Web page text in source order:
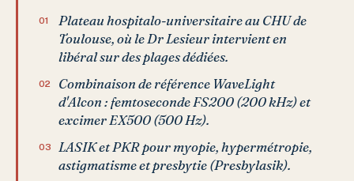
Plateau hospitalo-universitaire au CHU de
Toulouse, où le Dr Lesieur intervient en
libéral sur des plages dédiées.
Combinaison de référence WaveLight
d'Alcon : femtoseconde FS200 (200 kHz) et
excimer EX500 (500 Hz).
LASIK et PKR pour myopie, hypermétropie,
astigmatisme et presbytie (Presbylasik).